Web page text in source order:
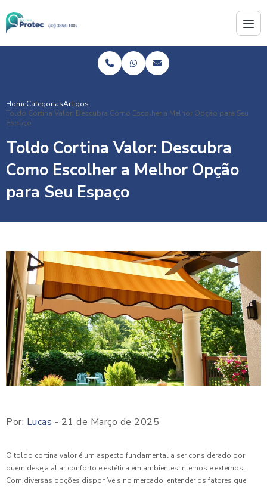
HomeCategoriasArtigos
Toldo Cortina Valor: Descubra Como Escolher a Melhor Opção para Seu
Espaço
Toldo Cortina Valor: Descubra
Como Escolher a Melhor Opção
para Seu Espaço
Por: Lucas - 21 de Março de 2025
O toldo cortina valor é um aspecto fundamental a ser considerado por
quem deseja aliar conforto e estética em ambientes internos e externos.
Com diversas opções disponíveis no mercado, entender os fatores que